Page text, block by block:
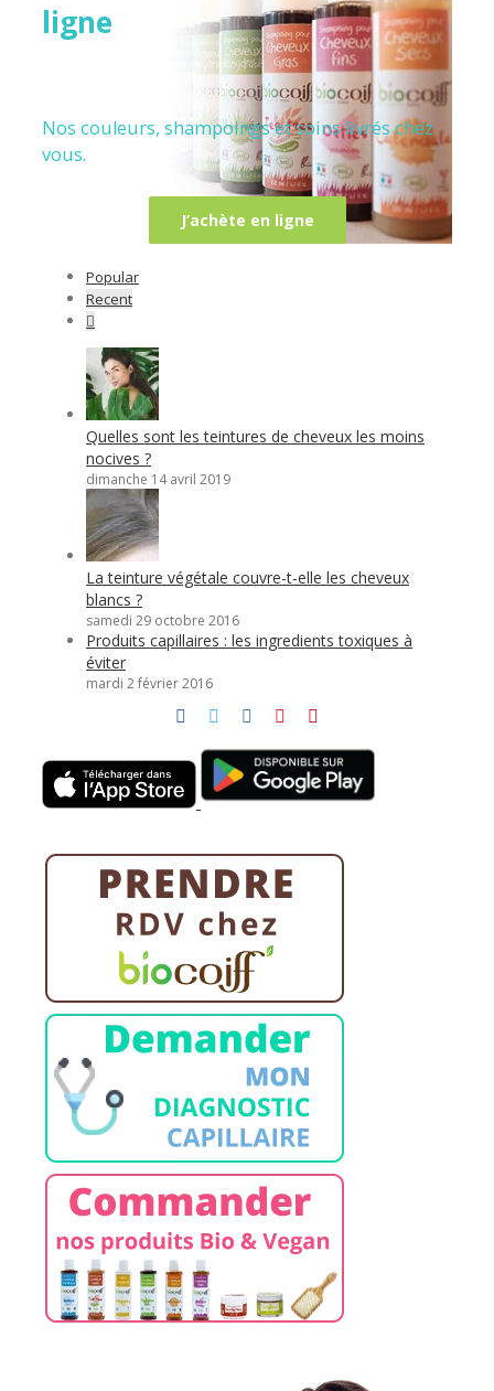
ligne
Nos couleurs, shampoings et soins livrés chez
vous.
J’achète en ligne
Popular
Recent
Quelles sont les teintures de cheveux les moins
nocives ?
dimanche 14 avril 2019
La teinture végétale couvre-t-elle les cheveux
blancs ?
samedi 29 octobre 2016
Produits capillaires : les ingredients toxiques à
éviter
mardi 2 février 2016